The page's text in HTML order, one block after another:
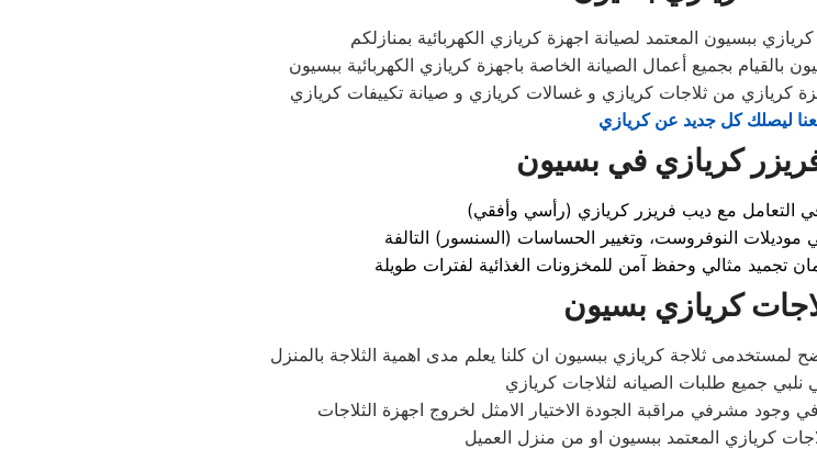
ببسيون المعتمد لصيانة اجهزة كريازي الكهربائية بمنازلكم
بجميع أعمال الصيانة الخاصة باجهزة كريازي الكهربائية ببسيون
كريازي من ثلاجات كريازي و غسالات كريازي و صيانة تكييفات كريازي
ليصلك كل جديد عن كريازي
كريازي في بسيون
في التعامل مع ديب فريزر كريازي (رأسي وأفقي)
النوفروست، وتغيير الحساسات (السنسور) التالفة
كريازي بسيون
ثلاجة كريازي ببسيون ان كلنا يعلم مدى اهمية الثلاجة بالمنزل
في وجود مشرفي مراقبة الجودة الاختيار الامثل لخروج اجهزة الثلاجات